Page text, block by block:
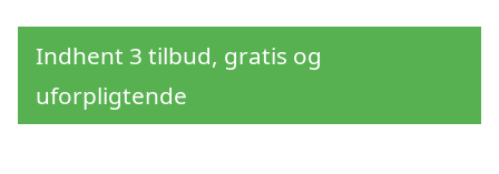
Indhent 3 tilbud, gratis og
uforpligtende